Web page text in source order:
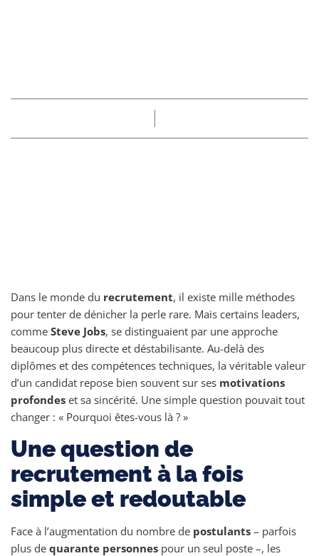
Dans le monde du recrutement, il existe mille méthodes
pour tenter de dénicher la perle rare. Mais certains leaders,
comme Steve Jobs, se distinguaient par une approche
beaucoup plus directe et déstabilisante. Au-delà des
diplômes et des compétences techniques, la véritable valeur
d’un candidat repose bien souvent sur ses motivations
profondes et sa sincérité. Une simple question pouvait tout
changer : « Pourquoi êtes-vous là ? »
Une question de
recrutement à la fois
simple et redoutable
Face à l’augmentation du nombre de postulants – parfois
plus de quarante personnes pour un seul poste –, les